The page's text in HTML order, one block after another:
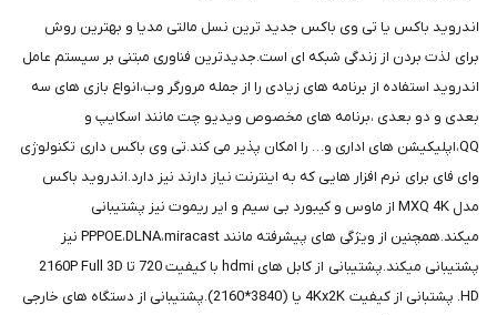
ادامه
اندروید باکس یا تی وی باکس جدید ترین نسل مالتی مدیا و بهترین روش
برای لذت بردن از زندگی شبکه ای است.جدیدترین فناوری مبتنی بر سیستم عامل
اندروید استفاده از برنامه های زیادی را از جمله مرورگر وب،انواع بازی های سه
بعدی و دو بعدی ،برنامه های مخصوص ویدیو چت مانند اسکایپ و
QQ،اپلیکیشن های اداری و… را امکان پذیر می کند.تی وی باکس داری تکنولوژی
وای فای برای نرم افزار هایی که به اینترنت نیاز دارند نیز دارد.اندروید باکس
مدل MXQ 4K از ماوس و کیبورد بی سیم و ایر ریموت نیز پشتیبانی
میکند.همچنین از ویژگی های پیشرفته مانند PPPOE،DLNA،miracast نیز
پشتیبانی میکند.پشتیبانی از کابل های hdmi با کیفیت 720 تا 2160P Full 3D
HD. پشتبانی از کیفیت 4Kx2K یا (3840*2160).پشتیبانی از دستگاه های خارجی